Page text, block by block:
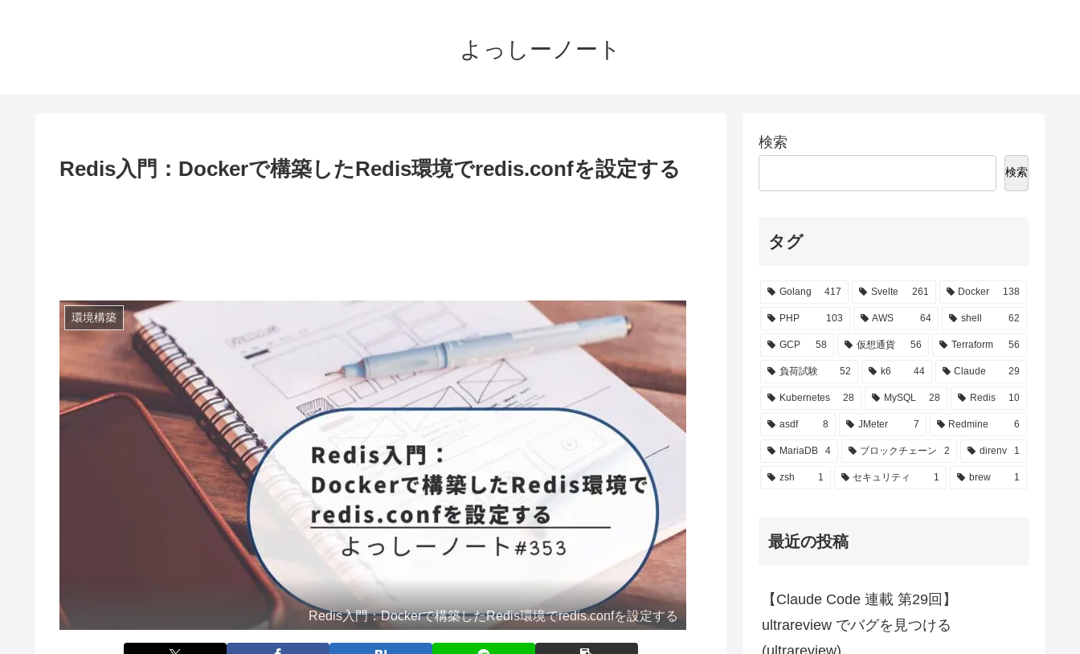
よっしーノート
Redis入門：Dockerで構築したRedis環境でredis.confを設定する
環境構築
Redis入門：Dockerで構築したRedis環境でredis.confを設定する
検索
検索
タグ
Golang 417 Svelte 261 Docker 138
PHP 103 AWS 64 shell 62
GCP 58 仮想通貨 56 Terraform 56
負荷試験 52 k6 44 Claude 29
Kubernetes 28 MySQL 28 Redis 10
asdf 8 JMeter 7 Redmine 6
MariaDB 4 ブロックチェーン 2 direnv 1
zsh 1 セキュリティ 1 brew 1
最近の投稿
【Claude Code 連載 第29回】
ultrareview でバグを見つける
(ultrareview)